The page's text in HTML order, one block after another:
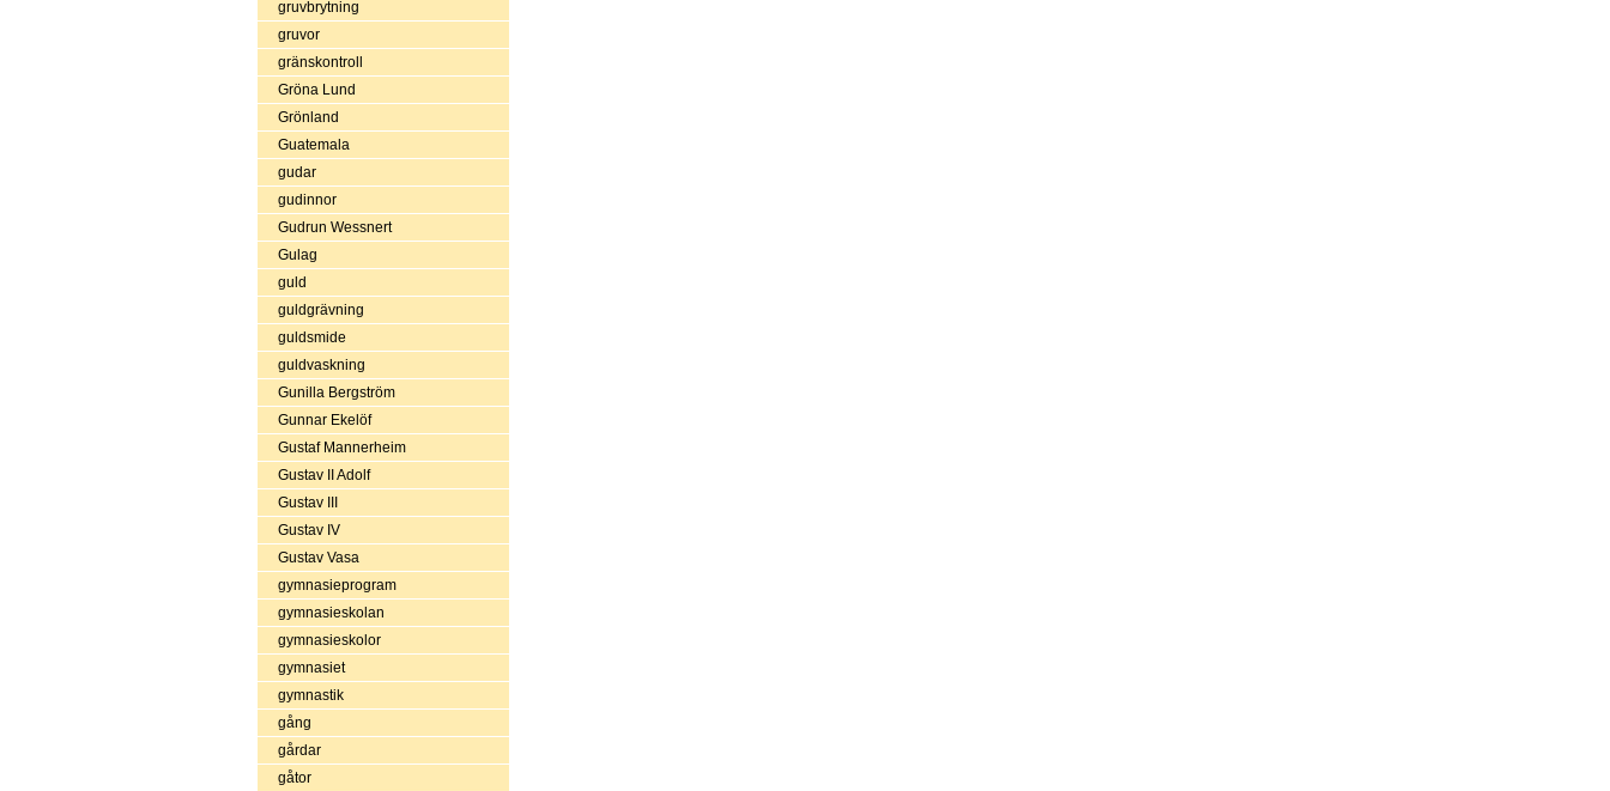
gruvbrytning
gruvor
gränskontroll
Gröna Lund
Grönland
Guatemala
gudar
gudinnor
Gudrun Wessnert
Gulag
guld
guldgrävning
guldsmide
guldvaskning
Gunilla Bergström
Gunnar Ekelöf
Gustaf Mannerheim
Gustav II Adolf
Gustav III
Gustav IV
Gustav Vasa
gymnasieprogram
gymnasieskolan
gymnasieskolor
gymnasiet
gymnastik
gång
gårdar
gåtor